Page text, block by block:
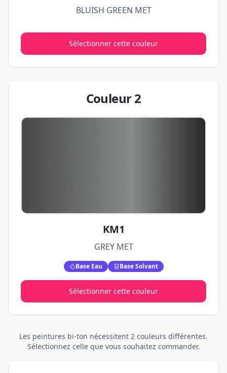
BLUISH GREEN MET
Sélectionner cette couleur
Couleur2
KM1
GREY MET
Base Eau Base Solvant
Sélectionner cette couleur
Les peintures bi-ton nécessitent 2 couleurs différentes.
Sélectionnez celle que vous souhaitez commander.